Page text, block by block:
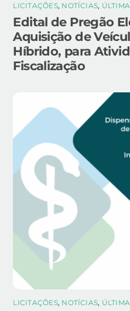
LICITAÇÕES, NOTÍCIAS,
Edital de Pregão
Aquisição de
Híbrido, para
Fiscalização
LICITAÇÕES, NOTÍCIAS,